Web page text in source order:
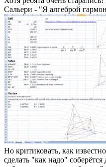
Сальери - "Я алгеброй
Но критиковать, как
сделать "как надо"